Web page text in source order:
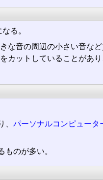
る。
音の周辺の小さい音な
カットしていることがあ
、パーソナルコンピュータ
ものが多い。